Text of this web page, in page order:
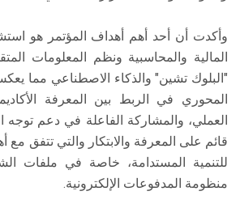
وأكدت أن أحد أهم أهداف المؤتمر هو
المالية والمحاسبية ونظم المعلومات
"البلوك تشين" والذكاء الاصطناعي مما
المحوري في الربط بين المعرفة
العملي، والمشاركة الفاعلة في دعم توجه
للتنمية المستدامة، خاصة في ملفات
منظومة المدفوعات الإلكترونية.